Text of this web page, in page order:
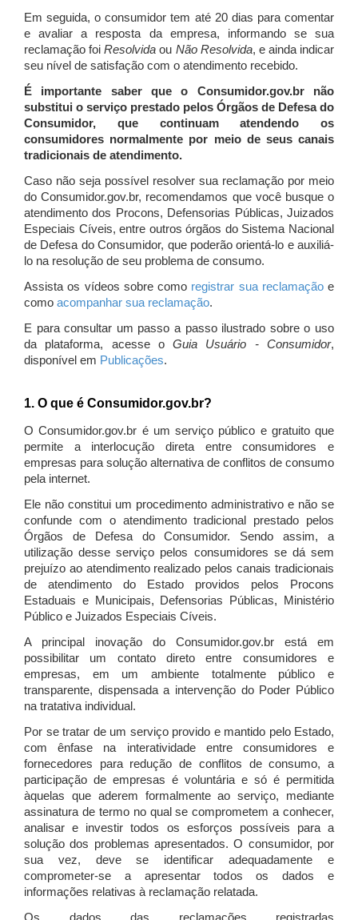
Em seguida, o consumidor tem até 20 dias para comentar
e avaliar a resposta da empresa, informando se sua
reclamação foiResolvida ou Não Resolvida, e ainda indicar
seu nível de satisfação com o atendimento recebido.
É importante saber que o Consumidor.gov.br não
substitui o serviço prestado pelos Órgãos de Defesa do
Consumidor, que continuam atendendo os
consumidores normalmente por meio de seus canais
tradicionais de atendimento.
Caso não seja possível resolver sua reclamação por meio
do Consumidor.gov.br, recomendamos que você busque o
atendimento dos Procons, Defensorias Públicas, Juizados
Especiais Cíveis, entre outros órgãos do Sistema Nacional
de Defesa do Consumidor, que poderão orientá-lo e auxiliá-
lo na resolução de seu problema de consumo.
Assista os vídeos sobre como registrar sua reclamaçãoe
como acompanhar sua reclamação.
E para consultar um passo a passo ilustrado sobre o uso
da plataforma, acesse oGuia Usuário - Consumidor,
disponível em Publicações.
1. O que é Consumidor.gov.br?
O Consumidor.gov.br é um serviço público e gratuito que
permite a interlocução direta entre consumidores e
empresas para solução alternativa de conflitos de consumo
pela internet.
Ele não constitui um procedimento administrativo e não se
confunde com o atendimento tradicional prestado pelos
Órgãos de Defesa do Consumidor. Sendo assim, a
utilização desse serviço pelos consumidores se dá sem
prejuízo ao atendimento realizado pelos canais tradicionais
de atendimento do Estado providos pelos Procons
Estaduais e Municipais, Defensorias Públicas, Ministério
Público e Juizados Especiais Cíveis.
A principal inovação do Consumidor.gov.br está em
possibilitar um contato direto entre consumidores e
empresas, em um ambiente totalmente público e
transparente, dispensada a intervenção do Poder Público
na tratativa individual.
Por se tratar de um serviço provido e mantido pelo Estado,
com ênfase na interatividade entre consumidores e
fornecedores para redução de conflitos de consumo, a
participação de empresas é voluntária e só é permitida
àquelas que aderem formalmente ao serviço, mediante
assinatura de termo no qual se comprometem a conhecer,
analisar e investir todos os esforços possíveis para a
solução dos problemas apresentados. O consumidor, por
sua vez, deve se identificar adequadamente e
comprometer-se a apresentar todos os dados e
informações relativas à reclamação relatada.